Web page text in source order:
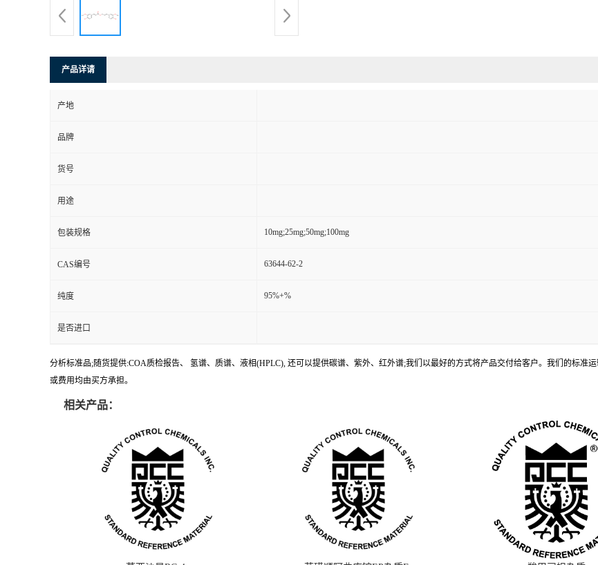
产品详请
产地
品牌
货号
用途
包装规格 10mg;25mg;50mg;100mg
CAS编号 63644-62-2
纯度 95%+%
是否进口
分析标准品;随货提供:COA质检报告、 氢谱、质谱、液相(HPLC), 还可以提供碳谱、紫外、红外谱;我们以最好的方式将产品交付给客户。我们的标准
或费用均由买方承担。
相关产品：